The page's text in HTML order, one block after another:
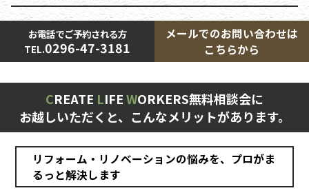
お電話でご予約される方
TEL.0296-47-3181
メールでのお問い合わせは
こちらから
CREATE LIFEWORKERS無料相談会に
お越しいただくと、こんなメリットがあります。
リフォーム・リノベーションの悩みを、プロがま
るっと解決します